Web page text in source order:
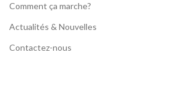
Comment ça marche?
Actualités & Nouvelles
Contactez-nous